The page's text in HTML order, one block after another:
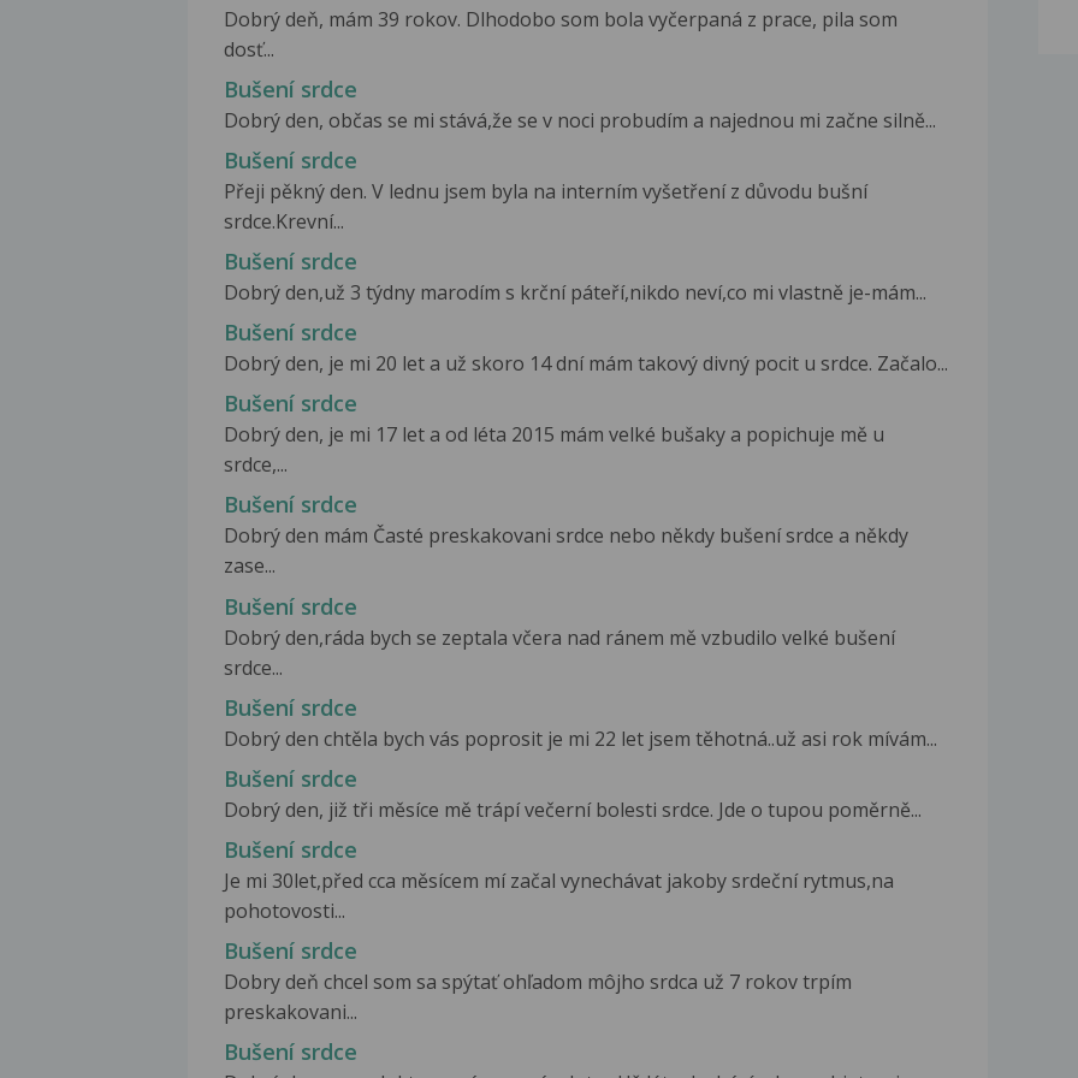
Dobrý deň, mám 39 rokov. Dlhodobo som bola vyčerpaná z prace, pila som
dosť...
Bušení srdce
Dobrý den, občas se mi stává,že se v noci probudím a najednou mi začne silně...
Bušení srdce
Přeji pěkný den. V lednu jsem byla na interním vyšetření z důvodu bušní
srdce.Krevní...
Bušení srdce
Dobrý den,už 3 týdny marodím s krční páteří,nikdo neví,co mi vlastně je-mám...
Bušení srdce
Dobrý den, je mi 20 let a už skoro 14 dní mám takový divný pocit u srdce. Začalo...
Bušení srdce
Dobrý den, je mi 17 let a od léta 2015 mám velké bušaky a popichuje mě u
srdce,...
Bušení srdce
Dobrý den mám Časté preskakovani srdce nebo někdy bušení srdce a někdy
zase...
Bušení srdce
Dobrý den,ráda bych se zeptala včera nad ránem mě vzbudilo velké bušení
srdce...
Bušení srdce
Dobrý den chtěla bych vás poprosit je mi 22 let jsem těhotná..už asi rok mívám...
Bušení srdce
Dobrý den, již tři měsíce mě trápí večerní bolesti srdce. Jde o tupou poměrně...
Bušení srdce
Je mi 30let,před cca měsícem mí začal vynechávat jakoby srdeční rytmus,na
pohotovosti...
Bušení srdce
Dobry deň chcel som sa spýtať ohľadom môjho srdca už 7 rokov trpím
preskakovani...
Bušení srdce